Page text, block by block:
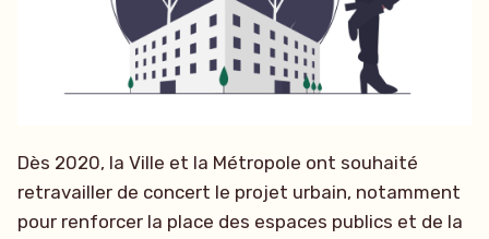
Dès 2020, la Ville et la Métropole ont souhaité
retravailler de concert le projet urbain, notamment
pour renforcer la place des espaces publics et de la